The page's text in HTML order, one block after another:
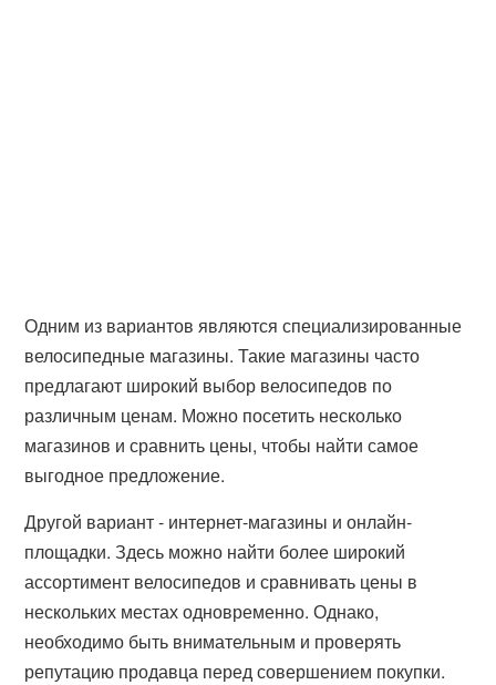
Одним из вариантов являются специализированные
велосипедные магазины. Такие магазины часто
предлагают широкий выбор велосипедов по
различным ценам. Можно посетить несколько
магазинов и сравнить цены, чтобы найти самое
выгодное предложение.
Другой вариант - интернет-магазины и онлайн-
площадки. Здесь можно найти более широкий
ассортимент велосипедов и сравнивать цены в
нескольких местах одновременно. Однако,
необходимо быть внимательным и проверять
репутацию продавца перед совершением покупки.